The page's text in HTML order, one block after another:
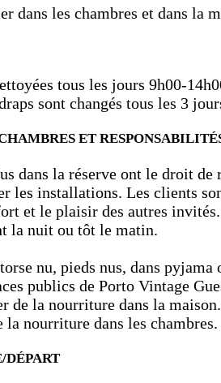
dans les chambres et dans la
tous les jours 9h00-
sont changés tous les 3
ET
dans la réserve ont le droit de
les installations. Les clients
et le plaisir des autres
la nuit ou tôt le matin.
nu, pieds nus, dans pyjama
publics de Porto Vintage
de la nourriture dans la
nourriture dans les chambres.
DÉPART